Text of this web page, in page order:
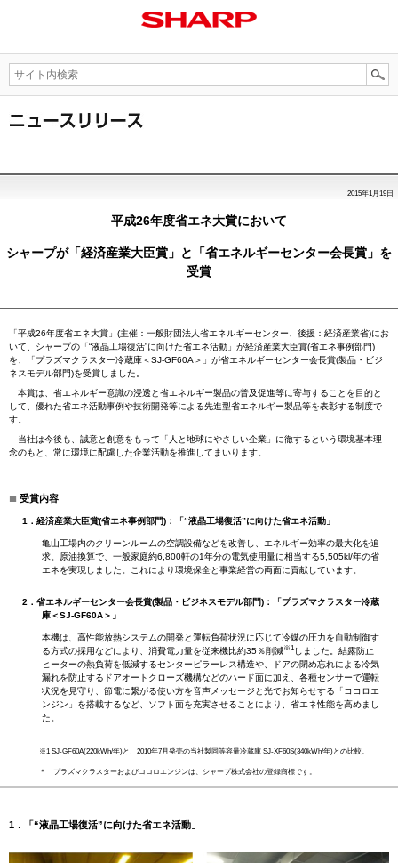
2015年1月19日
平成26年度省エネ大賞において
シャープが「経済産業大臣賞」と「省エネルギーセンター会長賞」を
受賞
「平成26年度省エネ大賞」(主催：一般財団法人省エネルギーセンター、後援：経済産業省)にお
いて、シャープの「“液晶工場復活”に向けた省エネ活動」が経済産業大臣賞(省エネ事例部門)
を、「プラズマクラスター冷蔵庫＜SJ-GF60A＞」が省エネルギーセンター会長賞(製品・ビジ
ネスモデル部門)を受賞しました。
本賞は、省エネルギー意識の浸透と省エネルギー製品の普及促進等に寄与することを目的と
して、優れた省エネ活動事例や技術開発等による先進型省エネルギー製品等を表彰する制度で
す。
当社は今後も、誠意と創意をもって「人と地球にやさしい企業」に徹するという環境基本理
念のもと、常に環境に配慮した企業活動を推進してまいります。
■ 受賞内容
1．経済産業大臣賞(省エネ事例部門)：「“液晶工場復活”に向けた省エネ活動」
亀山工場内のクリーンルームの空調設備などを改善し、エネルギー効率の最大化を追
求。原油換算で、一般家庭約6,800軒の1年分の電気使用量に相当する5,505kl/年の省
エネを実現しました。これにより環境保全と事業経営の両面に貢献しています。
2．省エネルギーセンター会長賞(製品・ビジネスモデル部門)：「プラズマクラスター冷蔵
庫＜SJ-GF60A＞」
本機は、高性能放熱システムの開発と運転負荷状況に応じて冷媒の圧力を自動制御す
る方式の採用などにより、消費電力量を従来機比約35％削減※1 しました。結露防止
ヒーターの熱負荷を低減するセンターピラーレス構造や、ドアの閉め忘れによる冷気
漏れを防止するドアオートクローズ機構などのハード面に加え、各種センサーで運転
状況を見守り、節電に繋がる使い方を音声メッセージと光でお知らせする「ココロエ
ンジン」を搭載するなど、ソフト面を充実させることにより、省エネ性能を高めまし
た。
※1 SJ-GF60A(220kWh/年)と、2010年7月発売の当社製同等容量冷蔵庫 SJ-XF60S(340kWh/年)との比較。
＊ プラズマクラスターおよびココロエンジンは、シャープ株式会社の登録商標です。
1．「“液晶工場復活”に向けた省エネ活動」